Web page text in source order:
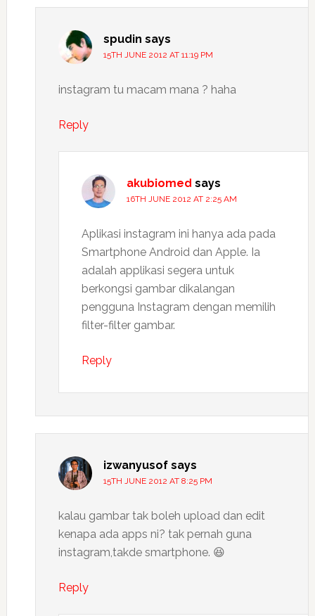
spudin says
15TH JUNE 2012 AT 11:19 PM
instagram tu macam mana ? haha
Reply
akubiomed says
16TH JUNE 2012 AT 2:25 AM
Aplikasi instagram ini hanya ada pada
Smartphone Android dan Apple. Ia
adalah applikasi segera untuk
berkongsi gambar dikalangan
pengguna Instagram dengan memilih
filter-filter gambar.
Reply
izwanyusof says
15TH JUNE 2012 AT 8:25 PM
kalau gambar tak boleh upload dan edit
kenapa ada apps ni? tak pernah guna
instagram,takde smartphone. 😆
Reply